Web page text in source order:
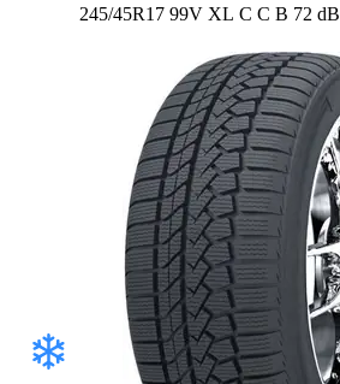
245/45R17 99V XL Etykieta:
C C B 72 dB